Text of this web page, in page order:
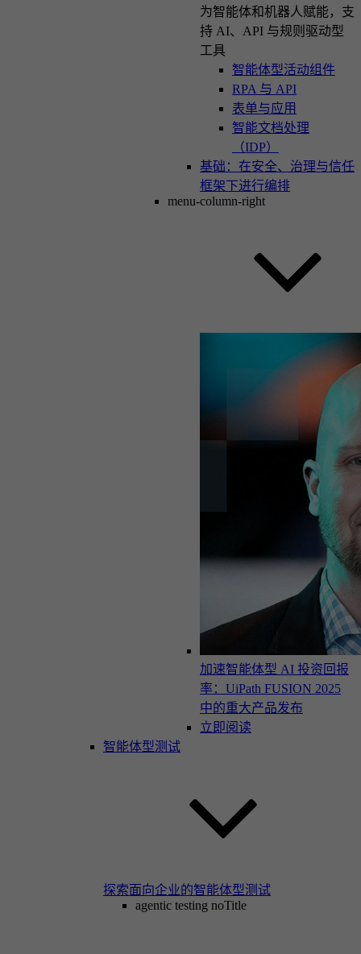
为智能体和机器人赋能，支
持 AI、API 与规则驱动型
工具
智能体型活动组件
RPA 与 API
表单与应用
智能文档处理
（IDP）
基础：在安全、治理与信任
框架下进行编排
menu-column-right
加速智能体型 AI 投资回报
率：UiPath FUSION 2025
中的重大产品发布
立即阅读
智能体型测试
探索面向企业的智能体型测试
agentic testing noTitle